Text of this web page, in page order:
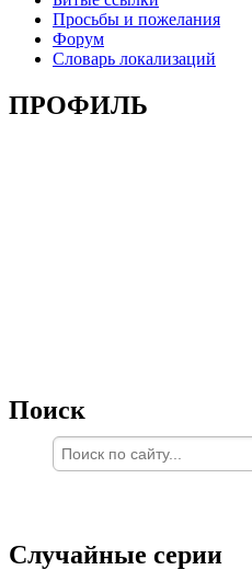
Просьбы и пожелания
Форум
Словарь локализаций
ПРОФИЛЬ
Поиск
Случайные серии